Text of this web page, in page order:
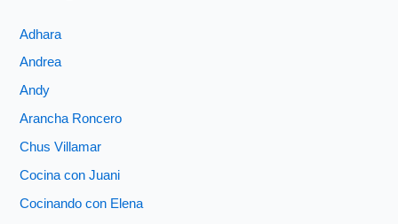
Adhara
Andrea
Andy
Arancha Roncero
Chus Villamar
Cocina con Juani
Cocinando con Elena